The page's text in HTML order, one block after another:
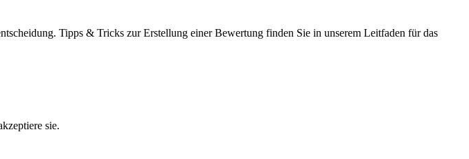
Tipps & Tricks zur Erstellung einer Bewertung finden Sie in unserem Leitfaden für das
sie.